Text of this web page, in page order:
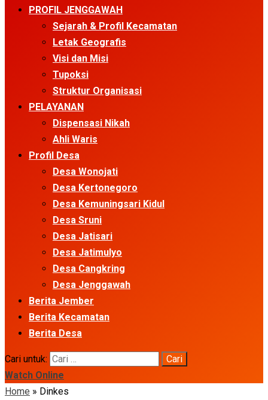
PROFIL JENGGAWAH
Sejarah & Profil Kecamatan
Letak Geografis
Visi dan Misi
Tupoksi
Struktur Organisasi
PELAYANAN
Dispensasi Nikah
Ahli Waris
Profil Desa
Desa Wonojati
Desa Kertonegoro
Desa Kemuningsari Kidul
Desa Sruni
Desa Jatisari
Desa Jatimulyo
Desa Cangkring
Desa Jenggawah
Berita Jember
Berita Kecamatan
Berita Desa
Cari untuk:
Watch Online
Home » Dinkes